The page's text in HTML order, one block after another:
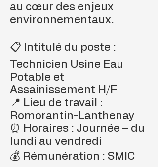
au cœur des enjeux
environnementaux.
📋 Intitulé du poste :
Technicien Usine Eau
Potable et
Assainissement H/F
📍 Lieu de travail :
Romorantin-Lanthenay
⏰ Horaires : Journée – du
lundi au vendredi
💰 Rémunération : SMIC